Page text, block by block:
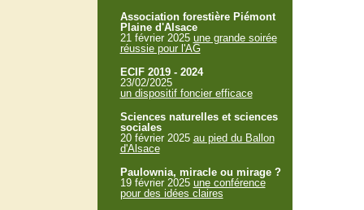
Association forestière Piémont
Plaine d'Alsace
21 février 2025 une grande soirée
réussie pour l'AG
ECIF 2019 - 2024
23/02/2025
un dispositif foncier efficace
Sciences naturelles et sciences
sociales
20 février 2025 au pied du Ballon
d'Alsace
Paulownia, miracle ou mirage ?
19 février 2025 une conférence
pour des idées claires